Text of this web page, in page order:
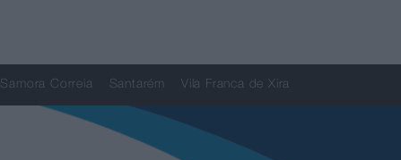
Samora Correia Santarém Vila Franca de Xira